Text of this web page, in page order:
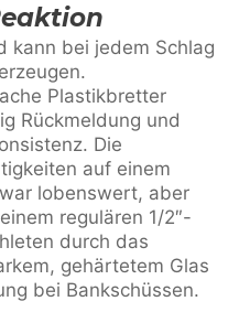
kann bei jedem Schlag
Plastikbretter
Rückmeldung und
Die
auf einem
lobenswert, aber
regulären 1/2″-
durch das
gehärtetem Glas
bei Bankschüssen.